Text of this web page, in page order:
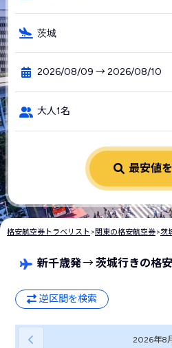
茨城
2026/08/09 → 2026/08/10
大人1名
最安値
格安航空券トラベリスト > 関東の格安航空券>茨
新千歳発→茨城行きの格
逆区間を検索
2026年8